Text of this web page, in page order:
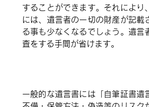
することができます。それにより
には、遺言者の一切の財産が記
る事も少なくなるでしょう。遺言
査をする手間が省けます。
一般的な遺言書には「自筆証書遺